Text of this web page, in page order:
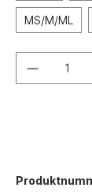
MS/M/ML